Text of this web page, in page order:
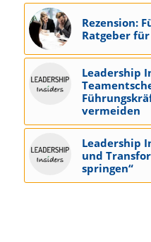
Rezension:
Ratgeber
Leadership
vermeiden
Leadership
und
springen“